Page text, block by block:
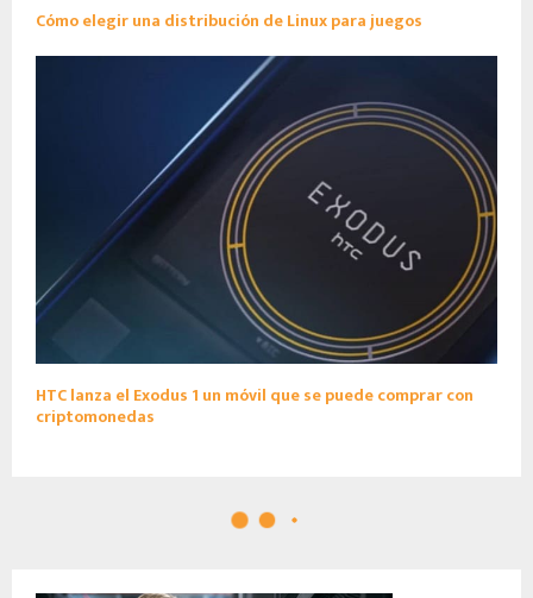
Cómo elegir una distribución de Linux para juegos
HTC lanza el Exodus 1 un móvil que se puede comprar con
criptomonedas